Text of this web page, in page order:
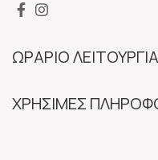
ΩΡΑΡΙΟ
ΧΡΗΣΙΜΕΣ